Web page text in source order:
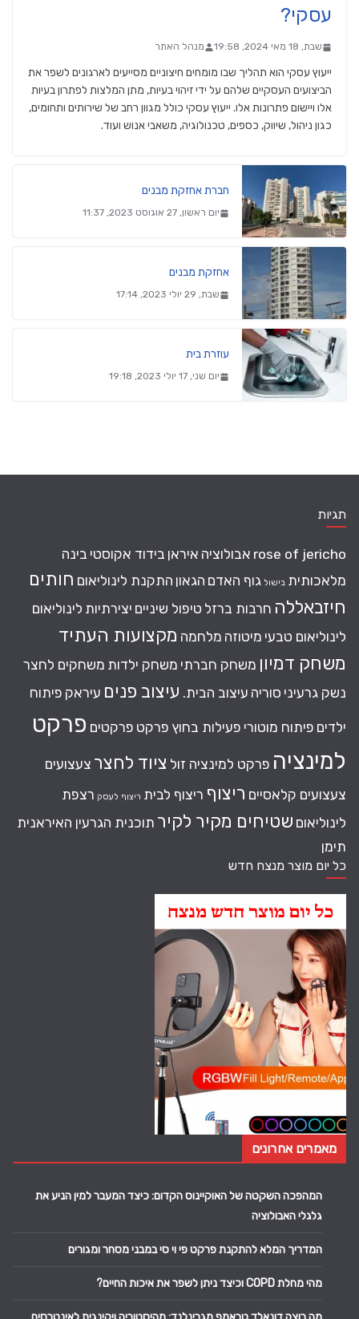
עסקי?
שבת, 18 מאי 2024, 19:58 מנהל האתר
ייעוץ עסקי הוא תהליך שבו מומחים חיצוניים מסייעים לארגונים לשפר את
הביצועים העסקיים שלהם על ידי זיהוי בעיות, מתן המלצות לפתרון בעיות
אלו ויישום פתרונות אלו. ייעוץ עסקי כולל מגוון רחב של שירותים ותחומים,
כגון ניהול, שיווק, כספים, טכנולוגיה, משאבי אנוש ועוד.
חברת אחזקת מבנים
יום ראשון, 27 אוגוסט 2023, 11:37
אחזקת מבנים
שבת, 29 יולי 2023, 17:14
עוזרת בית
יום שני, 17 יולי 2023, 19:18
תגיות
rose of jericho אבולוציה איראן בידוד אקוסטי בינה
מלאכותית בישול גוף האדם הגאון התקנת לינוליאום חותים
חיזבאללה חרבות ברזל טיפול שיניים יצירתיות לינוליאום
לינוליאום טבעי מיטוזה מלחמה מקצועות העתיד
משחק דמיון משחק חברתי משחק ילדות משחקים לחצר
נשק גרעיני סוריה עיצוב הבית. עיצוב פנים עיראק פיתוח
ילדים פיתוח מוטורי פעילות בחוץ פרקט פרקטים פרקט
למינציה פרקט למינציה זול ציוד לחצר צעצועים
צעצועים קלאסיים ריצוף ריצוף לבית ריצוף לעסק רצפת
לינוליאום שטיחים מקיר לקיר תוכנית הגרעין האיראנית
תימן
כל יום מוצר מנצח חדש
מאמרים אחרונים
המהפכה השקטה של האוקיינוס הקדום: כיצד המעבר למין הניע את
גלגלי האבולוציה
המדריך המלא להתקנת פרקט פי וי סי במבני מסחר ומגורים
מהי מחלת COPD וכיצד ניתן לשפר את איכות החיים?